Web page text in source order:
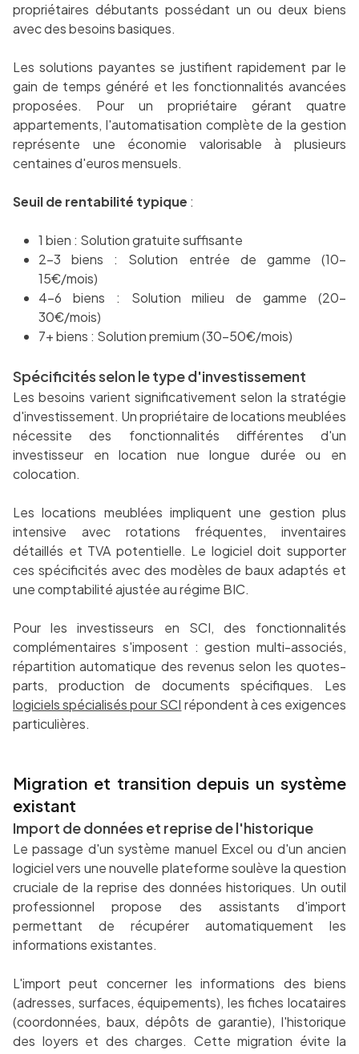
propriétaires débutants possédant un ou deux biens
avec des besoins basiques.
Les solutions payantes se justifient rapidement par le
gain de temps généré et les fonctionnalités avancées
proposées. Pour un propriétaire gérant quatre
appartements, l'automatisation complète de la gestion
représente une économie valorisable à plusieurs
centaines d'euros mensuels.
Seuil de rentabilité typique :
1 bien : Solution gratuite suffisante
2-3 biens : Solution entrée de gamme (10-
15€/mois)
4-6 biens : Solution milieu de gamme (20-
30€/mois)
7+ biens : Solution premium (30-50€/mois)
Spécificités selon le type d'investissement
Les besoins varient significativement selon la stratégie
d'investissement. Un propriétaire de locations meublées
nécessite des fonctionnalités différentes d'un
investisseur en location nue longue durée ou en
colocation.
Les locations meublées impliquent une gestion plus
intensive avec rotations fréquentes, inventaires
détaillés et TVA potentielle. Le logiciel doit supporter
ces spécificités avec des modèles de baux adaptés et
une comptabilité ajustée au régime BIC.
Pour les investisseurs en SCI, des fonctionnalités
complémentaires s'imposent : gestion multi-associés,
répartition automatique des revenus selon les quotes-
parts, production de documents spécifiques. Les
logiciels spécialisés pour SCI répondent à ces exigences
particulières.
Migration et transition depuis un système
existant
Import de données et reprise de l'historique
Le passage d'un système manuel Excel ou d'un ancien
logiciel vers une nouvelle plateforme soulève la question
cruciale de la reprise des données historiques. Un outil
professionnel propose des assistants d'import
permettant de récupérer automatiquement les
informations existantes.
L'import peut concerner les informations des biens
(adresses, surfaces, équipements), les fiches locataires
(coordonnées, baux, dépôts de garantie), l'historique
des loyers et des charges. Cette migration évite la